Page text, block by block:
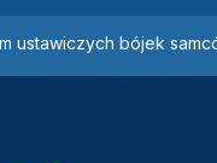
ustawiczych bójek